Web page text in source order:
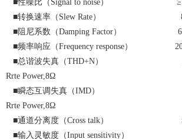
■性噪比（Signal to noise）
■转换速率（Slew Rate）
■阻尼系数（Damping Factor）
■频率响应（Frequency response）
■总谐波失真（THD+N）
Rrte Power,8Ω
■瞬态互调失真（IMD）
Rrte Power,8Ω
■通道分离度（Cross talk） ≥-
■输入灵敏度（Input sensitivity）